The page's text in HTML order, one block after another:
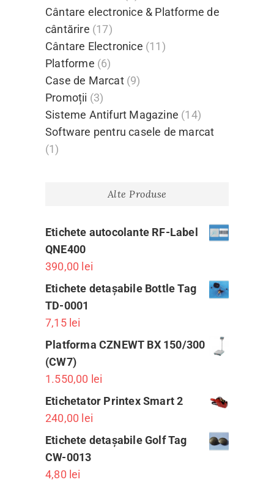
Cântare electronice & Platforme de
cântărire (17)
Cântare Electronice (11)
Platforme (6)
Case de Marcat (9)
Promoții (3)
Sisteme Antifurt Magazine (14)
Software pentru casele de marcat
(1)
Alte Produse
Etichete autocolante RF-Label
QNE400
390,00 lei
Etichete detașabile Bottle Tag
TD-0001
7,15 lei
Platforma CZNEWT BX 150/300
(CW7)
1.550,00 lei
Etichetator Printex Smart 2
240,00 lei
Etichete detașabile Golf Tag
CW-0013
4,80 lei